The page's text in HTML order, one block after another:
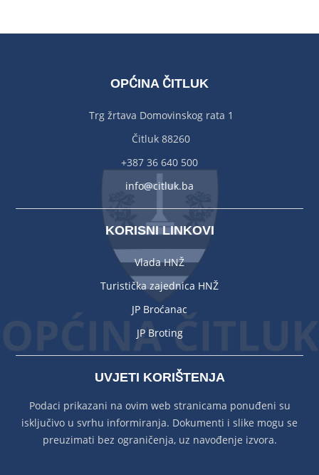
OPĆINA ČITLUK
Trg žrtava Domovinskog rata 1
Čitluk 88260
+387 36 640 500
info@citluk.ba
KORISNI LINKOVI
Vlada HNŽ
Turistička zajednica HNŽ
JP Broćanac
JP Broting
UVJETI KORIŠTENJA
Podaci prikazani na ovim web stranicama ponuđeni su
isključivo u svrhu informiranja. Dokumenti i slike mogu se
preuzimati bez ograničenja, uz navođenje izvora.